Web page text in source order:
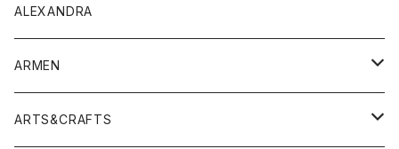
Tシャツ
シャツ
ボトムス
トップス
Tシャツ・カットソー
シャツ・ブラウス
ボトムス
パンツ
ワンピース・オールインワン
ALEXANDRA
ARMEN
アウター
ARTS&CRAFTS